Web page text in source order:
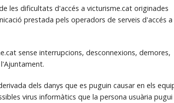
les dificultats d'accés a victurisme.cat originades
prestada pels operadors de serveis d'accés a
sense interrupcions, desconnexions, demores,
dels danys que es puguin causar en els
virus informàtics que la persona usuària pugui